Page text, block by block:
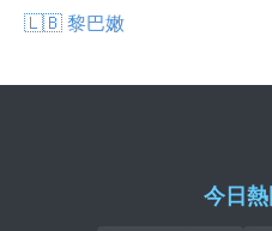
🇱🇧 黎巴嫩
今日